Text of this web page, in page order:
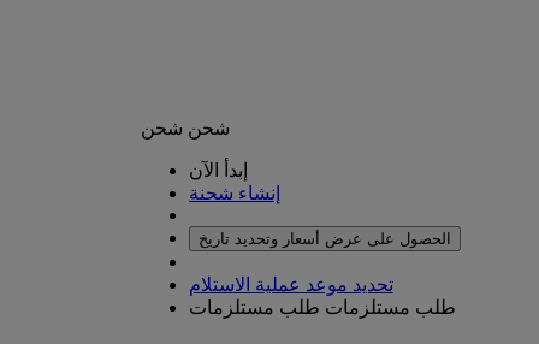
شحن شحن
إبدأ الآن
إنشاء شحنة
الحصول على عرض أسعار وتحديد تاريخ
تحديد موعد عملية الاستلام
طلب مستلزمات طلب مستلزمات